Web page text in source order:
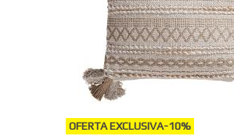
OFERTA EXCLUSIVA-10%